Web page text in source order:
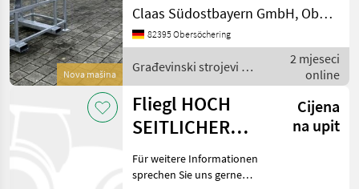
Genie
Manitou
JLG Nova mašina
Deutsch;We speak
English.Der Preis ist für den
dargestellten Zustand
Besc
Claas Südostbayern GmbH, Obersöchering
82395 Obersöchering
Građevinski strojevi /
Fliegl
2 mjeseci
online
Fliegl HOCH
SEITLICHER
EINSTIG
Cijena
na upit
Für weitere Informationen
sprechen Sie uns gerne